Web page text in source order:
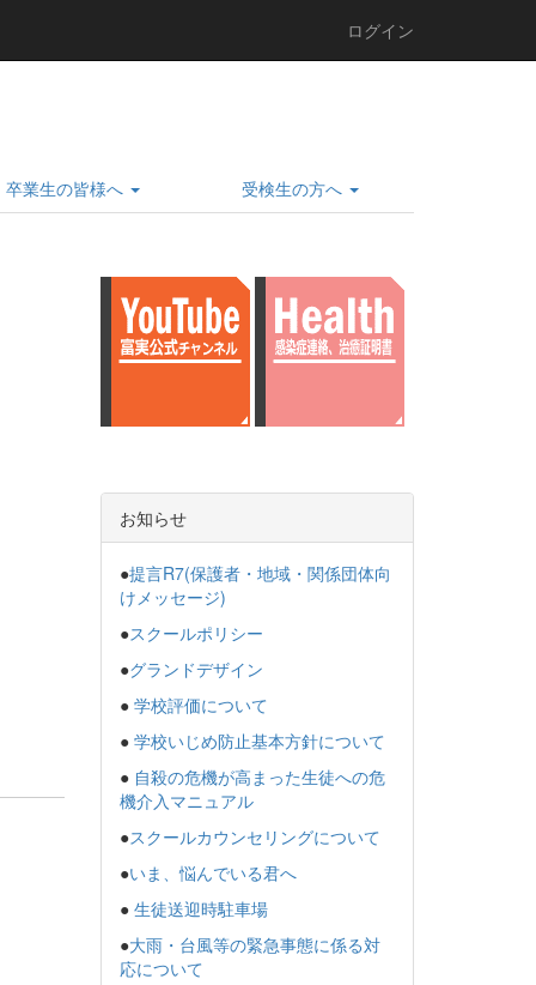
ログイン
卒業生の皆様へ 受検生の方へ
お知らせ
●提言R7(保護者・地域・関係団体向
けメッセージ)
●スクールポリシー
●グランドデザイン
● 学校評価について
● 学校いじめ防止基本方針について
● 自殺の危機が高まった生徒への危
機介入マニュアル
●スクールカウンセリングについて
●いま、悩んでいる君へ
● 生徒送迎時駐車場
●大雨・台風等の緊急事態に係る対
応について